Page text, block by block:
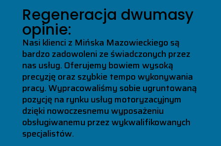
Regeneracja dwumasy
opinie:
Nasi klienci z Mińska Mazowieckiego są
bardzo zadowoleni ze świadczonych przez
nas usług. Oferujemy bowiem wysoką
precyzję oraz szybkie tempo wykonywania
pracy. Wypracowaliśmy sobie ugruntowaną
pozycję na rynku usług motoryzacyjnym
dzięki nowoczesnemu wyposażeniu
obsługiwanemu przez wykwalifikowanych
specjalistów.